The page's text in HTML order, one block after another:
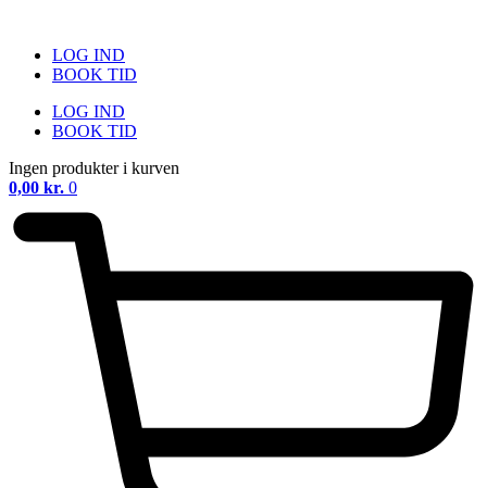
indholdLOG IND
BOOK TID
LOG IND
BOOK TID
Ingen produkter i kurven
0,00 kr. 0